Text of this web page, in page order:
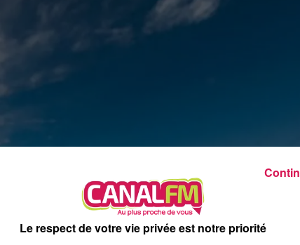
Le respect de votre vie privée est notre priorité